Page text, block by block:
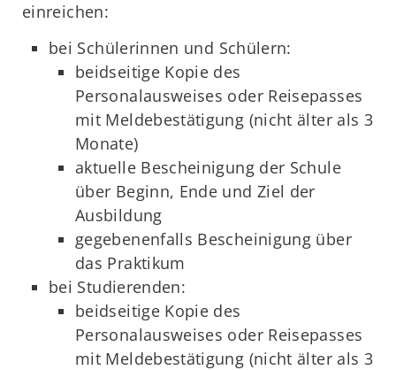
einreichen:
bei Schülerinnen und Schülern:
beidseitige Kopie des
Personalausweises oder Reisepasses
mit Meldebestätigung (nicht älter als 3
Monate)
aktuelle Bescheinigung der Schule
über Beginn, Ende und Ziel der
Ausbildung
gegebenenfalls Bescheinigung über
das Praktikum
bei Studierenden:
beidseitige Kopie des
Personalausweises oder Reisepasses
mit Meldebestätigung (nicht älter als 3